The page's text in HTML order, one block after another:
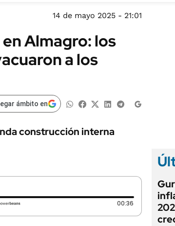
MÉXICO
MUNDO
INFORMACIÓN GENERAL
AUTOS
14 de mayo 2025 - 21:01
Almagro: los
a los
ámbito en
construcción interna
00:36 Duración: 36